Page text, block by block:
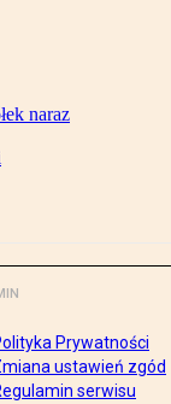
naraz
Prywatności
ustawień zgód
serwisu